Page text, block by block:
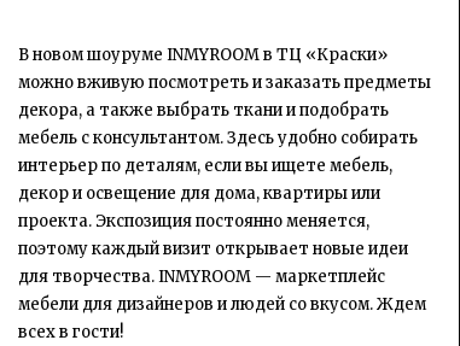
В новом шоуруме INMYROOM в ТЦ «Краски»
можно вживую посмотреть и заказать предметы
декора, а также выбрать ткани и подобрать
мебель с консультантом. Здесь удобно собирать
интерьер по деталям, если вы ищете мебель,
декор и освещение для дома, квартиры или
проекта. Экспозиция постоянно меняется,
поэтому каждый визит открывает новые идеи
для творчества. INMYROOM — маркетплейс
мебели для дизайнеров и людей со вкусом. Ждем
всех в гости!